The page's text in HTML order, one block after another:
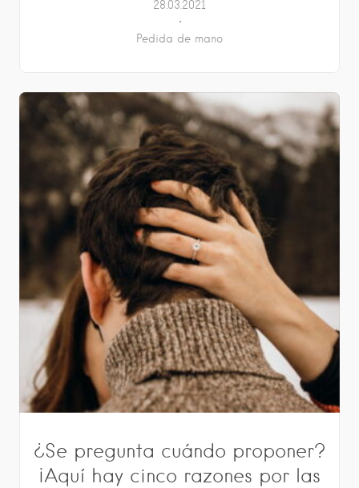
28.03.2021
Pedida de mano
¿Se pregunta cuándo proponer?
¡Aquí hay cinco razones por las